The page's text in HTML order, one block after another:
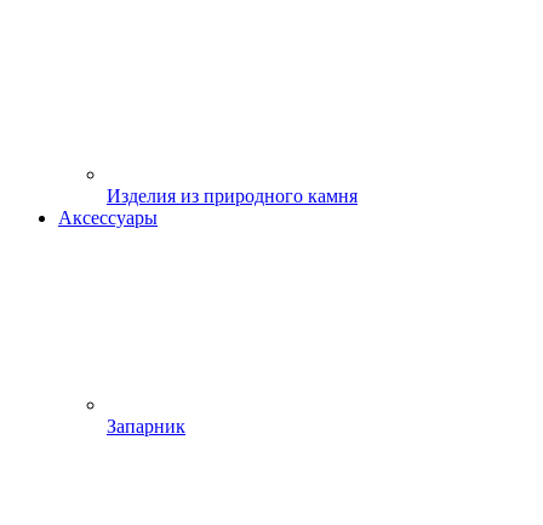
Изделия из природного камня
Аксессуары
Запарник